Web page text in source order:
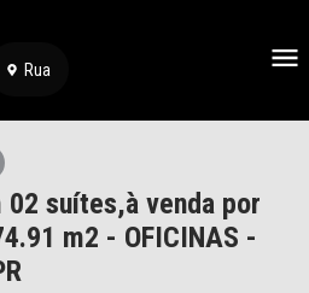
Rua
suítes,à venda por
m2 - OFICINAS -